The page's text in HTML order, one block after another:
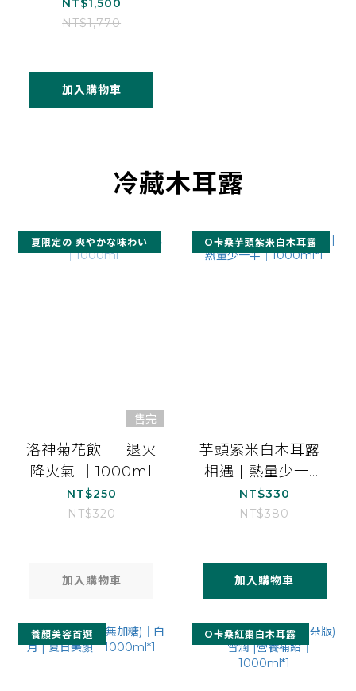
NT$1,500
NT$1,770
加入購物車
冷藏木耳露
夏限定の 爽やかな味わい
售完
洛神菊花飲 ｜ 退火
降火氣 ｜1000ml
NT$250
NT$320
加入購物車
O卡桑芋頭紫米白木耳露
芋頭紫米白木耳露 |
相遇 | 熱量少一半
｜1000ml*1
NT$330
NT$380
加入購物車
養顏美容首選 O卡桑紅棗白木耳露